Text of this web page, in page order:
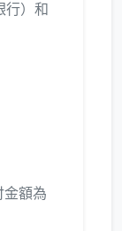
行）和
額為